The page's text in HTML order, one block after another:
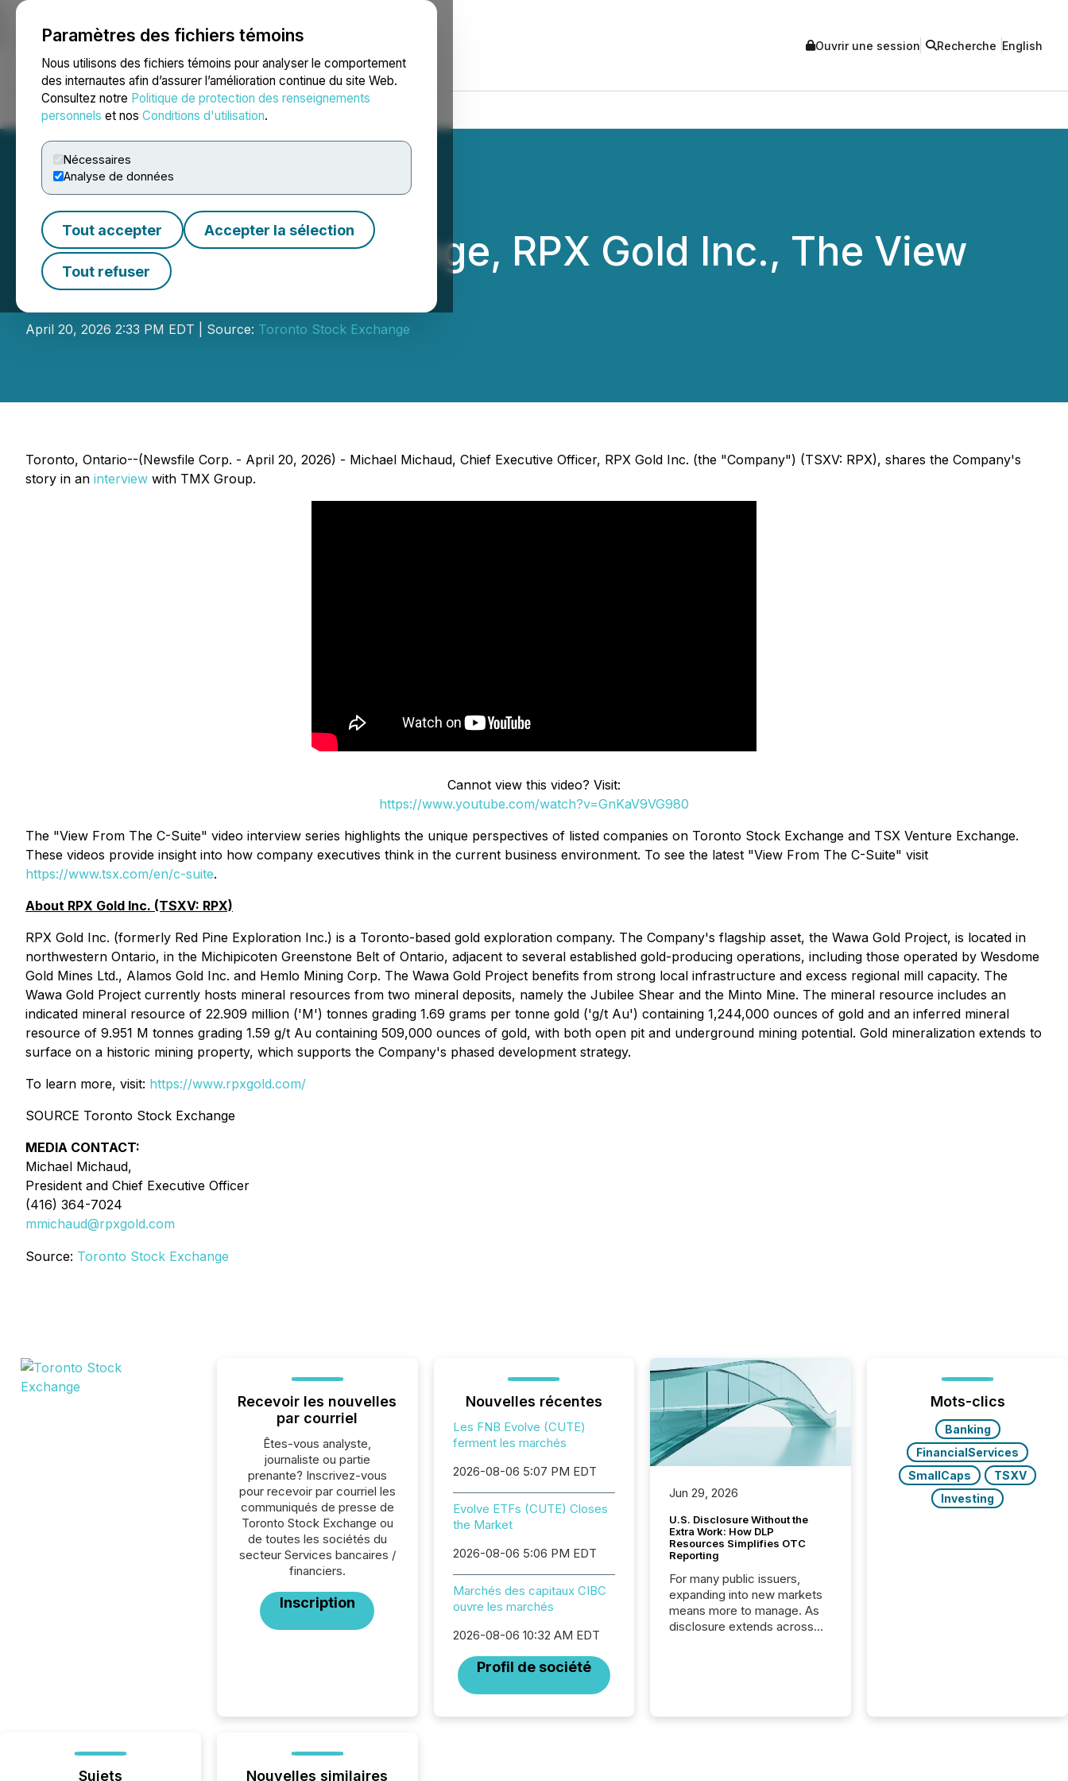
Paramètres des fichiers témoins
Nous utilisons des fichiers témoins pour analyser le comportement
des internautes afin d’assurer l’amélioration continue du site Web.
Consultez notre Politique de protection des renseignements
personnels et nos Conditions d'utilisation.
Nécessaires
Analyse de données
Tout accepter Accepter la sélection
Tout refuser
NEWSFILE Ouvrir une session Recherche English
Accueil À propos Services Salle de presse Blogue
Toronto Stock Exchange, RPX Gold Inc., The View
from the C-Suite
April 20, 2026 2:33 PM EDT | Source: Toronto Stock Exchange
Toronto, Ontario--(Newsfile Corp. - April 20, 2026) - Michael Michaud, Chief Executive Officer, RPX Gold Inc. (the "Company") (TSXV: RPX), shares the Company's
story in an interview with TMX Group.
Cannot view this video? Visit:
https://www.youtube.com/watch?v=GnKaV9VG980
The "View From The C-Suite" video interview series highlights the unique perspectives of listed companies on Toronto Stock Exchange and TSX Venture Exchange.
These videos provide insight into how company executives think in the current business environment. To see the latest "View From The C-Suite" visit
https://www.tsx.com/en/c-suite.
About RPX Gold Inc. (TSXV: RPX)
RPX Gold Inc. (formerly Red Pine Exploration Inc.) is a Toronto-based gold exploration company. The Company's flagship asset, the Wawa Gold Project, is located in
northwestern Ontario, in the Michipicoten Greenstone Belt of Ontario, adjacent to several established gold-producing operations, including those operated by Wesdome
Gold Mines Ltd., Alamos Gold Inc. and Hemlo Mining Corp. The Wawa Gold Project benefits from strong local infrastructure and excess regional mill capacity. The
Wawa Gold Project currently hosts mineral resources from two mineral deposits, namely the Jubilee Shear and the Minto Mine. The mineral resource includes an
indicated mineral resource of 22.909 million ('M') tonnes grading 1.69 grams per tonne gold ('g/t Au') containing 1,244,000 ounces of gold and an inferred mineral
resource of 9.951 M tonnes grading 1.59 g/t Au containing 509,000 ounces of gold, with both open pit and underground mining potential. Gold mineralization extends to
surface on a historic mining property, which supports the Company's phased development strategy.
To learn more, visit: https://www.rpxgold.com/
SOURCE Toronto Stock Exchange
MEDIA CONTACT:
Michael Michaud,
President and Chief Executive Officer
(416) 364-7024
mmichaud@rpxgold.com
Source: Toronto Stock Exchange
Recevoir les nouvelles
par courriel
Êtes-vous analyste,
journaliste ou partie
prenante? Inscrivez-vous
pour recevoir par courriel les
communiqués de presse de
Toronto Stock Exchange ou
de toutes les sociétés du
secteur Services bancaires /
financiers.
Inscription
Nouvelles récentes
Les FNB Evolve (CUTE)
ferment les marchés
2026-08-06 5:07 PM EDT
Evolve ETFs (CUTE) Closes
the Market
2026-08-06 5:06 PM EDT
Marchés des capitaux CIBC
ouvre les marchés
2026-08-06 10:32 AM EDT
Profil de société
Jun 29, 2026
U.S. Disclosure Without the
Extra Work: How DLP
Resources Simplifies OTC
Reporting
For many public issuers,
expanding into new markets
means more to manage. As
disclosure extends across
and coordination. For DLP
Mots-clics
Banking
FinancialServices
SmallCaps
TSXV
Investing
Sujets Nouvelles similaires